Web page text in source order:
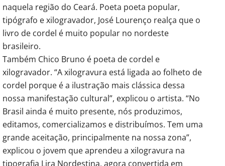
naquela região do Ceará. Poeta poeta popular,
tipógrafo e xilogravador, José Lourenço realça que o
livro de cordel é muito popular no nordeste
brasileiro.
Também Chico Bruno é poeta de cordel e
xilogravador. “A xilogravura está ligada ao folheto de
cordel porque é a ilustração mais clássica dessa
nossa manifestação cultural”, explicou o artista. “No
Brasil ainda é muito presente, nós produzimos,
editamos, comercializamos e distribuímos. Tem uma
grande aceitação, principalmente na nossa zona”,
explicou o jovem que aprendeu a xilogravura na
tipografia Lira Nordestina, agora convertida em